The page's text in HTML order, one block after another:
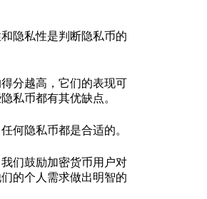
隐私性是判断隐私币的
分越高，它们的表现可
私币都有其优缺点。
何隐私币都是合适的。
们鼓励加密货币用户对
的个人需求做出明智的